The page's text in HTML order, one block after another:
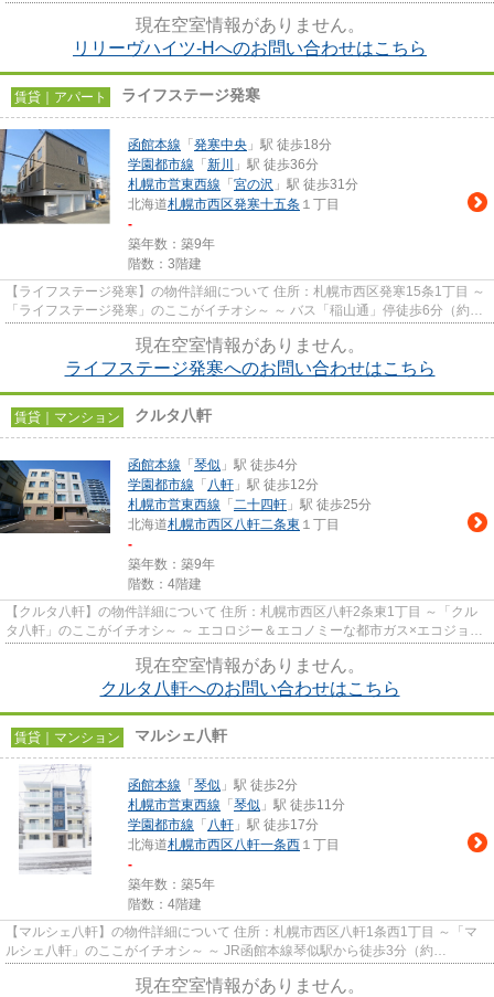
現在空室情報がありません。
リリーヴハイツ-Hへのお問い合わせはこちら
賃貸｜アパート ライフステージ発寒
函館本線 「 発寒中央 」駅 徒歩18分
学園都市線 「 新川
」駅 徒歩36分
札幌市営東西線 「 宮の沢 」駅 徒歩31分
北海道札幌市西区発寒十五条 １丁目
-
築年数：築9年
階数：3階建
【ライフステージ発寒】の物件詳細について 住所：札幌市西区発寒15条1丁目 ～
「ライフステージ発寒」のここがイチオシ～ ～ バス「稲山通」停徒歩6分（約
現在空室情報がありません。
ライフステージ発寒へのお問い合わせはこちら
賃貸｜マンション クルタ八軒
函館本線 「 琴似 」駅 徒歩4分
学園都市線 「 八軒 」駅 徒歩12分
札幌市営東西線 「 二十四軒 」駅 徒歩25分
北海道札幌市西区八軒二条東 １丁目
-
築年数：築9年
階数：4階建
【クルタ八軒】の物件詳細について 住所：札幌市西区八軒2条東1丁目 ～「クル
タ八軒」のここがイチオシ～ ～ エコロジー＆エコノミーな都市ガス×エコジョー
現在空室情報がありません。
クルタ八軒へのお問い合わせはこちら
賃貸｜マンション マルシェ八軒
函館本線 「 琴似 」駅 徒歩2分
札幌市営東西線 「 琴似 」駅 徒歩11分
学園都市線 「 八軒 」駅 徒歩17分
北海道札幌市西区八軒一条西 １丁目
-
築年数：築5年
階数：4階建
【マルシェ八軒】の物件詳細について 住所：札幌市西区八軒1条西1丁目 ～「マ
ルシェ八軒」のここがイチオシ～ ～ JR函館本線琴似駅から徒歩3分（約
現在空室情報がありません。